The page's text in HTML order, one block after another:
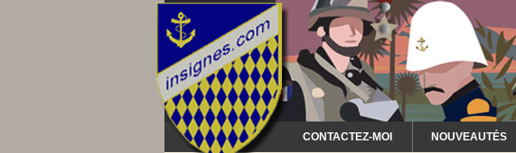
CONTACTEZ-MOI NOUVEAUTÉS